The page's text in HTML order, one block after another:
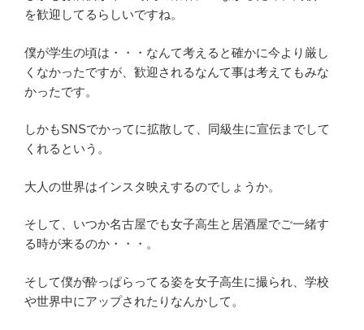
を歓迎してるらしいですね。
僕が学生の頃は・・・なんて考えると確かに今より厳し
くなかったですが、歓迎されるなんて事は考えてもみな
かったです。
しかもSNSでかってに拡散して、同級生に宣伝までして
くれるという。
大人の世界はインスタ映えするのでしょうか。
そして、いつか名古屋でも女子高生と居酒屋でご一緒す
る時が来るのか・・・。
そして僕が酔っぱらってる姿を女子高生に撮られ、学校
や世界中にアップされたりなんかして。